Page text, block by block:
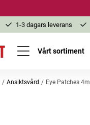
1-3 dagars leverans
Vårt sortiment
Ansiktsvård Eye Patches 4ml